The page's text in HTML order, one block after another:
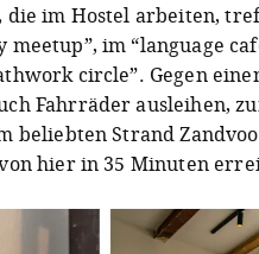
die im Hostel arbeiten,
meetup”, im “language
circle”. Gegen
Fahrräder ausleihen,
beliebten Strand
hier in 35 Minuten